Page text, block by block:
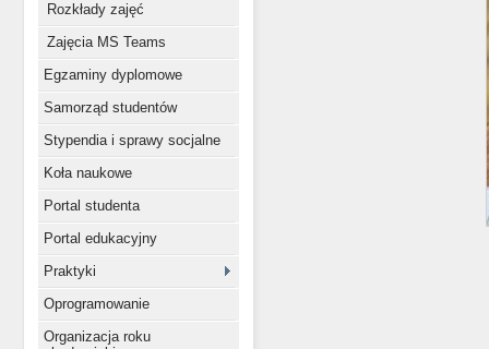
Rozkłady zajęć
Zajęcia MS Teams
Egzaminy dyplomowe
Samorząd studentów
Stypendia i sprawy socjalne
Koła naukowe
Portal studenta
Portal edukacyjny
Praktyki
Oprogramowanie
Organizacja roku